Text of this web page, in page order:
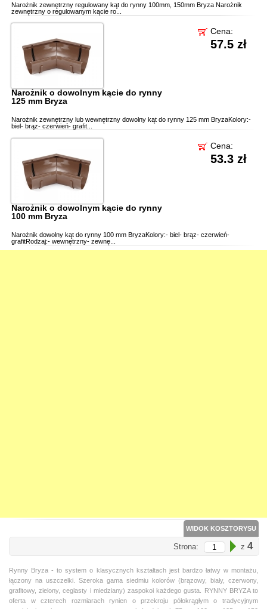
Narożnik zewnętrzny regulowany kąt do rynny 100mm, 150mm Bryza Narożnik
zewnętrzny o regulowanym kącie ro...
Narożnik o dowolnym kącie do rynny
125 mm Bryza
Narożnik zewnętrzny lub wewnętrzny dowolny kąt do rynny 125 mm BryzaKolory:-
biel- brąz- czerwień- grafit...
Cena:
57.5 zł
Narożnik o dowolnym kącie do rynny
100 mm Bryza
Narożnik dowolny kąt do rynny 100 mm BryzaKolory:- biel- brąz- czerwień-
grafitRodzaj:- wewnętrzny- zewnę...
Cena:
53.3 zł
WIDOK KOSZTORYSU
Strona: z 4
Rynny Bryza - to system o klasycznych kształtach jest bardzo łatwy w montażu,
łączony na uszczelki. Szeroka gama siedmiu kolorów (brązowy, biały, czerwony,
grafitowy, zielony, ceglasty i miedziany) zaspokoi każdego gusta. RYNNY BRYZA to
oferta w czterech rozmiarach rynien o przekroju półokrągłym o tradycyjnym